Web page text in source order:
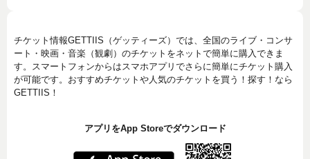
チケット情報GETTIIS（ゲッティーズ）では、全国のライブ・コンサ
ート・映画・音楽（観劇）のチケットをネットで簡単に購入できま
す。スマートフォンからはスマホアプリでさらに簡単にチケット購入
が可能です。おすすめチケットや人気のチケットを買う！探す！なら
GETTIIS！
アプリをApp Storeでダウンロード